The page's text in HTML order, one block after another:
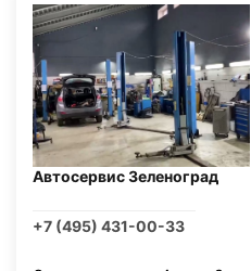
Автосервис Зеленоград
+7 (495) 431-00-33